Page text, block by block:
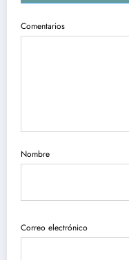
Comentarios
Nombre
Correo electrónico